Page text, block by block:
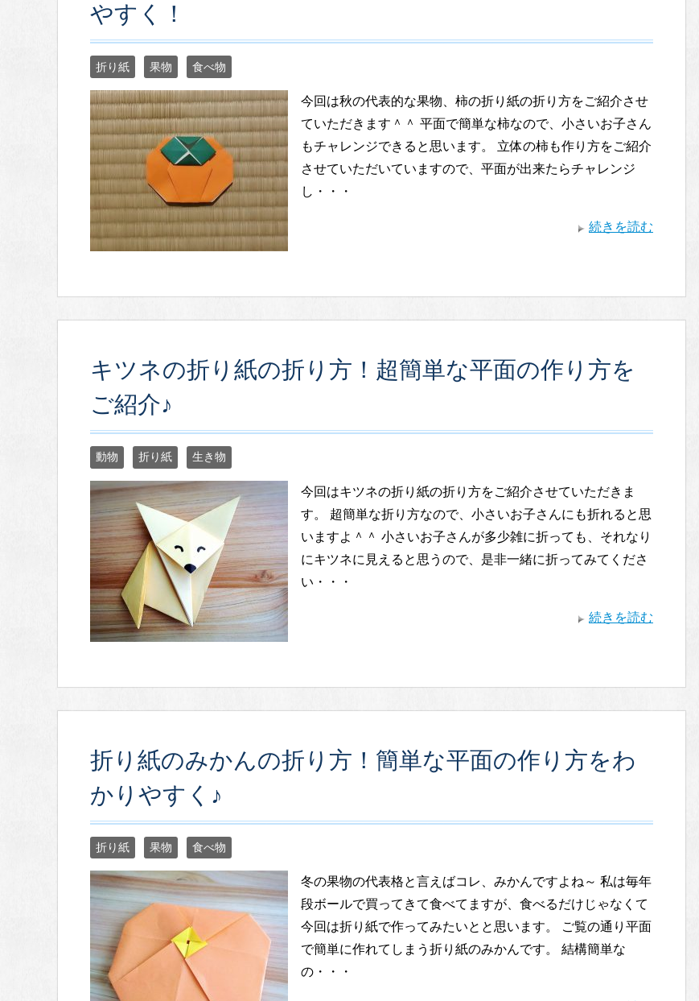
やすく！
折り紙 果物 食べ物
今回は秋の代表的な果物、柿の折り紙の折り方をご紹介させ
ていただきます＾＾ 平面で簡単な柿なので、小さいお子さん
もチャレンジできると思います。 立体の柿も作り方をご紹介
させていただいていますので、平面が出来たらチャレンジ
し・・・
続きを読む
キツネの折り紙の折り方！超簡単な平面の作り方を
ご紹介♪
動物 折り紙 生き物
今回はキツネの折り紙の折り方をご紹介させていただきま
す。 超簡単な折り方なので、小さいお子さんにも折れると思
いますよ＾＾ 小さいお子さんが多少雑に折っても、それなり
にキツネに見えると思うので、是非一緒に折ってみてくださ
い・・・
続きを読む
折り紙のみかんの折り方！簡単な平面の作り方をわ
かりやすく♪
折り紙 果物 食べ物
冬の果物の代表格と言えばコレ、みかんですよね～ 私は毎年
段ボールで買ってきて食べてますが、食べるだけじゃなくて
今回は折り紙で作ってみたいとと思います。 ご覧の通り平面
で簡単に作れてしまう折り紙のみかんです。 結構簡単な
の・・・